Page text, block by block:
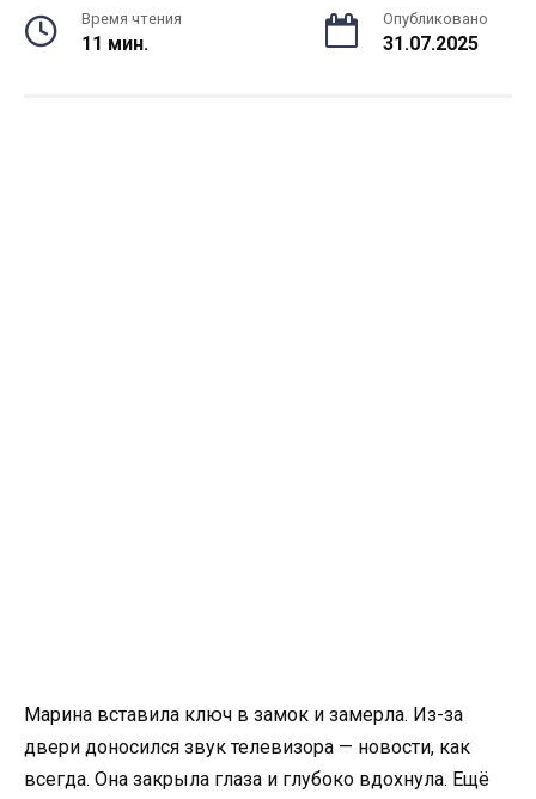
Время чтения
11 мин.
Опубликовано
31.07.2025
Марина вставила ключ в замок и замерла. Из-за
двери доносился звук телевизора — новости, как
всегда. Она закрыла глаза и глубоко вдохнула. Ещё